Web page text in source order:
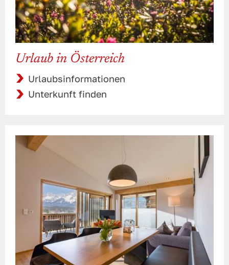
Urlaub in Österreich
Urlaubsinformationen
Unterkunft finden